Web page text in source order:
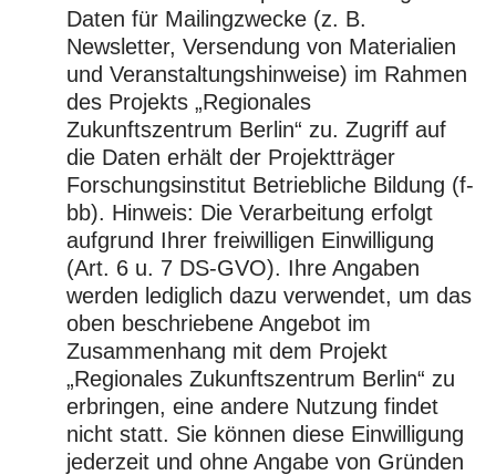
Daten für Mailingzwecke (z. B.
Newsletter, Versendung von Materialien
und Veranstaltungshinweise) im Rahmen
des Projekts „Regionales
Zukunftszentrum Berlin“ zu. Zugriff auf
die Daten erhält der Projektträger
Forschungsinstitut Betriebliche Bildung (f-
bb). Hinweis: Die Verarbeitung erfolgt
aufgrund Ihrer freiwilligen Einwilligung
(Art. 6 u. 7 DS-GVO). Ihre Angaben
werden lediglich dazu verwendet, um das
oben beschriebene Angebot im
Zusammenhang mit dem Projekt
„Regionales Zukunftszentrum Berlin“ zu
erbringen, eine andere Nutzung findet
nicht statt. Sie können diese Einwilligung
jederzeit und ohne Angabe von Gründen